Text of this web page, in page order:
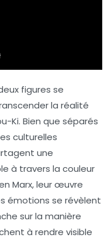
figures se
la réalité
Ki. Bien que séparés
culturelles
une
à travers la couleur
Marx, leur œuvre
émotions se révèlent
sur la manière
à rendre visible